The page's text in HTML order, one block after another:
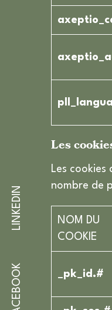
FACEBOOK
LINKEDIN
Les
Les
nombre de
NOM DU
COOKIE
_pk_id.#